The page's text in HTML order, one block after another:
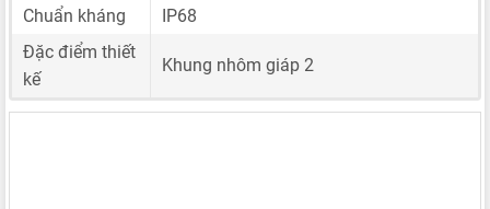
Chuẩn kháng
IP68
Đặc điểm thiết
kế
Khung nhôm giáp 2